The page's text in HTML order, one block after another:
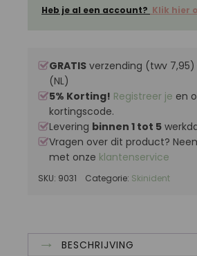
Heb je al een account? Klik hier
GRATIS verzending (twv 7,95)
(NL)
5% Korting! Registreer je en
kortingscode.
Levering binnen 1 tot 5
Vragen over dit product?
met onze klantenservice
SKU: 9031 Categorie: Skinident
BESCHRIJVING